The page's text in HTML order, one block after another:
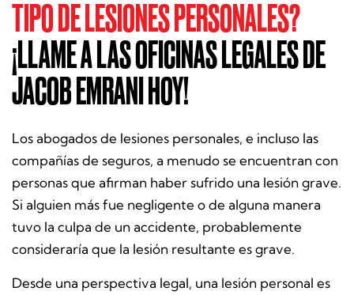
TIPO DE LESIONES PERSONALES?
¡LLAME A LAS OFICINAS LEGALES DE
JACOB EMRANI HOY!
Los abogados de lesiones personales, e incluso las
compañías de seguros, a menudo se encuentran con
personas que afirman haber sufrido una lesión grave.
Si alguien más fue negligente o de alguna manera
tuvo la culpa de un accidente, probablemente
consideraría que la lesión resultante es grave.
Desde una perspectiva legal, una lesión personal es